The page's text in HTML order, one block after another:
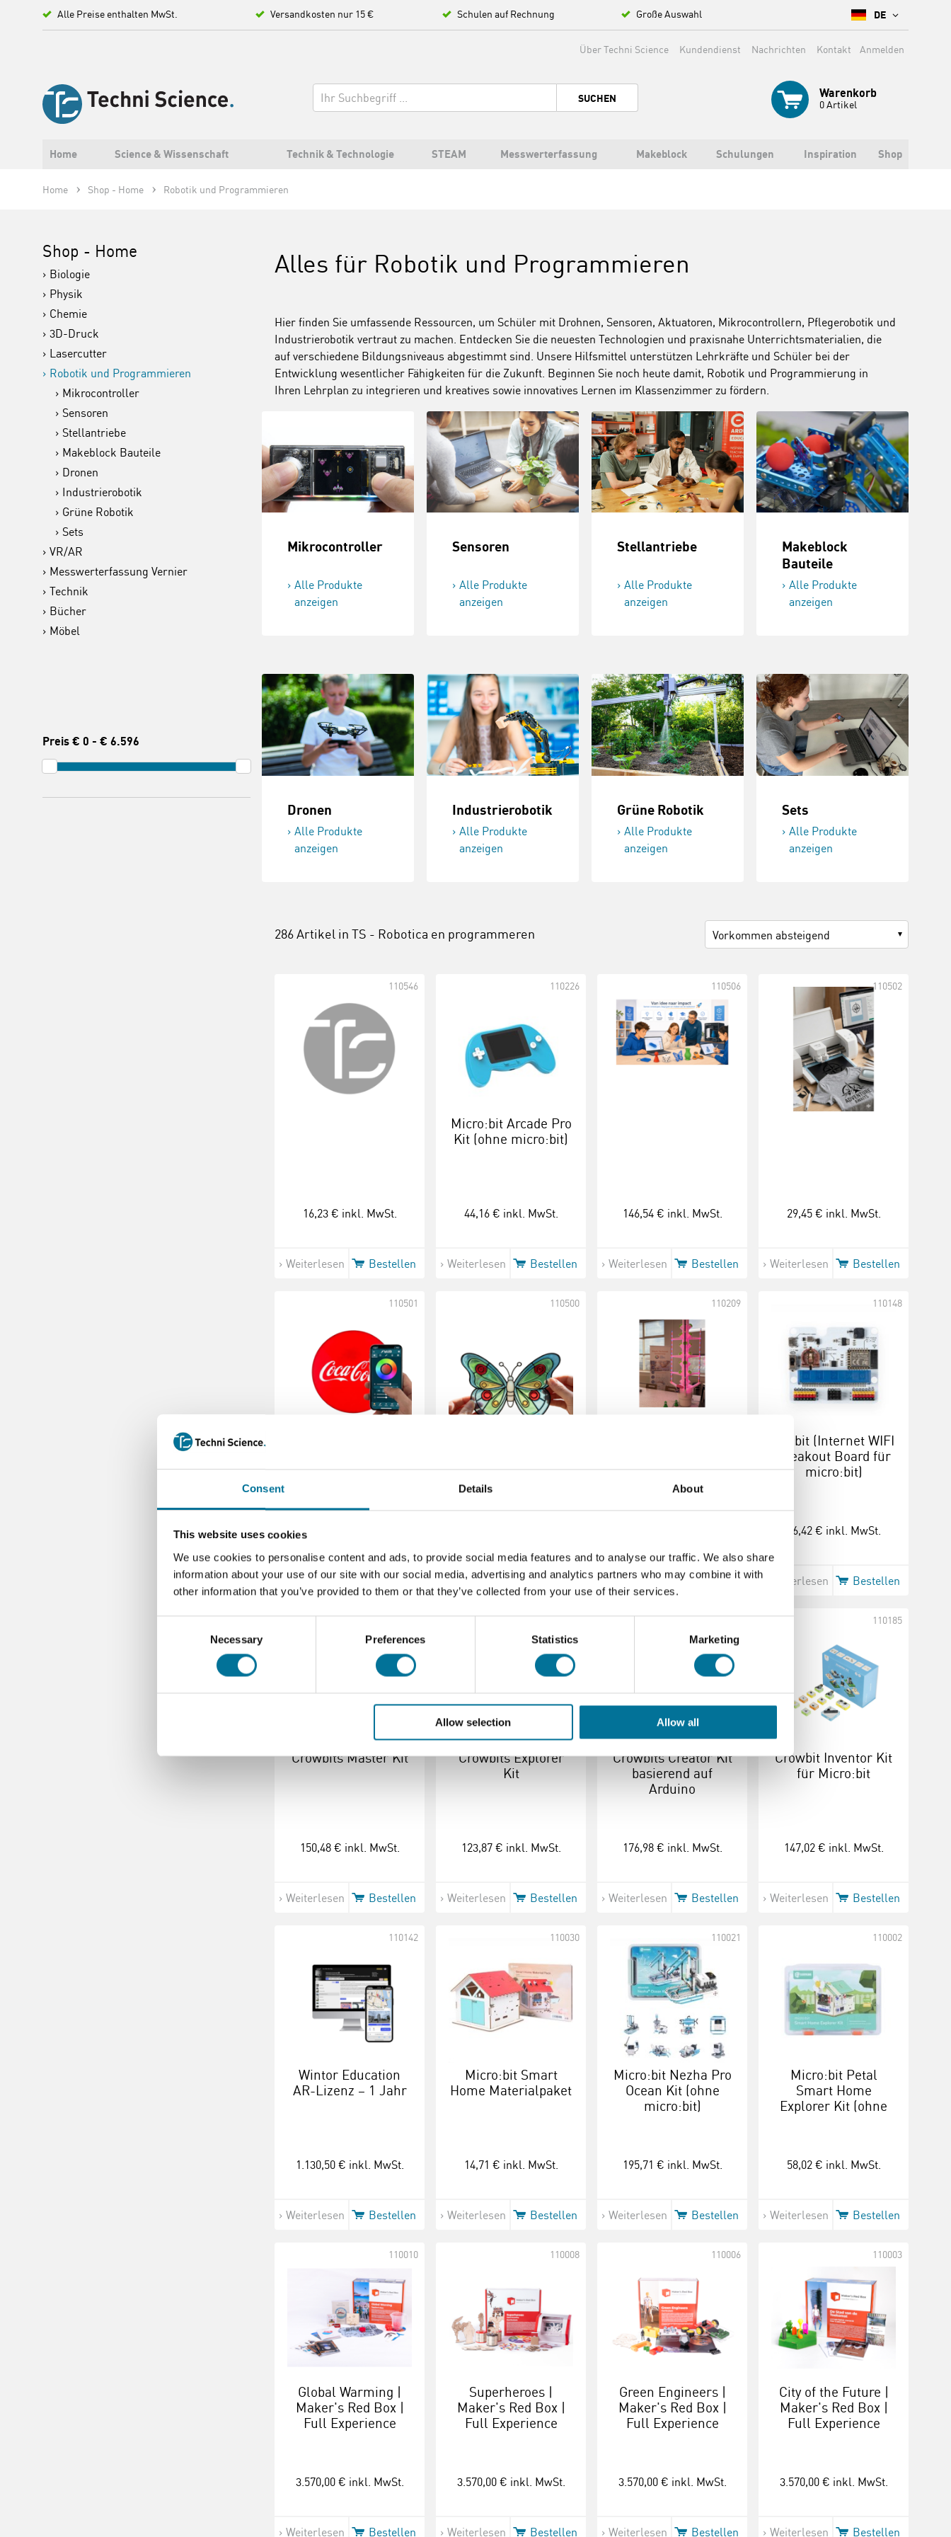
Consent Details About
This website uses cookies
We use cookies to personalise content and ads, to provide social media features and to analyse our traffic. We also share
information about your use of our site with our social media, advertising and analytics partners who may combine it with
other information that you’ve provided to them or that they’ve collected from your use of their services.
Necessary Preferences Statistics Marketing
Allow selection Allow all
Alle Preise enthalten MwSt. Versandkosten nur 15 € Schulen auf Rechnung Große Auswahl DE
Anmelden
Über Techni Science Kundendienst Nachrichten Kontakt
Warenkorb
0Artikel
SUCHEN
Home Science & Wissenschaft Technik & Technologie STEAM Messwerterfassung Makeblock Schulungen Inspiration Shop
Home Shop - Home Robotik und Programmieren
Shop - Home
Biologie
Physik
Chemie
3D-Druck
Lasercutter
Robotik und Programmieren
Mikrocontroller
Sensoren
Stellantriebe
Makeblock Bauteile
Dronen
Industrierobotik
Grüne Robotik
Sets
VR/AR
Messwerterfassung Vernier
Technik
Bücher
Möbel
Preis € 0 - € 6.596
Alles für Robotik und Programmieren
Hier finden Sie umfassende Ressourcen, um Schüler mit Drohnen, Sensoren, Aktuatoren, Mikrocontrollern, Pflegerobotik und
Industrierobotik vertraut zu machen. Entdecken Sie die neuesten Technologien und praxisnahe Unterrichtsmaterialien, die
auf verschiedene Bildungsniveaus abgestimmt sind. Unsere Hilfsmittel unterstützen Lehrkräfte und Schüler bei der
Entwicklung wesentlicher Fähigkeiten für die Zukunft. Beginnen Sie noch heute damit, Robotik und Programmierung in
Ihren Lehrplan zu integrieren und kreatives sowie innovatives Lernen im Klassenzimmer zu fördern.
Mikrocontroller
Alle Produkte
anzeigen
Sensoren
Alle Produkte
anzeigen
Stellantriebe
Alle Produkte
anzeigen
Makeblock
Bauteile
Alle Produkte
anzeigen
Dronen
Alle Produkte
anzeigen
Industrierobotik
Alle Produkte
anzeigen
Grüne Robotik
Alle Produkte
anzeigen
Sets
Alle Produkte
anzeigen
286 Artikel in TS - Robotica en programmeren Vorkommen absteigend
110546
16,23 € inkl. MwSt.
Weiterlesen Bestellen
Micro:bit Arcade Pro
Kit (ohne micro:bit)
110226
44,16 € inkl. MwSt.
Weiterlesen Bestellen
110506
146,54 € inkl. MwSt.
Weiterlesen Bestellen
110502
29,45 € inkl. MwSt.
Weiterlesen Bestellen
110501
29,45 €
Weiterlesen Bestellen
110500
Weiterlesen Bestellen
110209
Weiterlesen Bestellen
IoT:bit (Internet WIFI
Breakout Board für
micro:bit)
110148
16,42 € inkl. MwSt.
Weiterlesen Bestellen
Crowbits Master Kit
110188
150,48 € inkl. MwSt.
Weiterlesen Bestellen
Crowbits Explorer
Kit
110187
123,87 € inkl. MwSt.
Weiterlesen Bestellen
Crowbits Creator Kit
basierend auf
Arduino
110186
176,98 € inkl. MwSt.
Weiterlesen Bestellen
Crowbit Inventor Kit
für Micro:bit
110185
147,02 € inkl. MwSt.
Weiterlesen Bestellen
Wintor Education
AR-Lizenz – 1 Jahr
110142
1.130,50 € inkl. MwSt.
Weiterlesen Bestellen
Micro:bit Smart
Home Materialpaket
110030
14,71 € inkl. MwSt.
Weiterlesen Bestellen
Micro:bit Nezha Pro
Ocean Kit (ohne
micro:bit)
110021
195,71 € inkl. MwSt.
Weiterlesen Bestellen
Micro:bit Petal
Smart Home
Explorer Kit (ohne
110002
58,02 € inkl. MwSt.
Weiterlesen Bestellen
Global Warming |
Maker's Red Box |
Full Experience
110010
3.570,00 € inkl. MwSt.
Weiterlesen Bestellen
Superheroes |
Maker's Red Box |
Full Experience
110008
3.570,00 € inkl. MwSt.
Weiterlesen Bestellen
Green Engineers |
Maker's Red Box |
Full Experience
110006
3.570,00 € inkl. MwSt.
Weiterlesen Bestellen
City of the Future |
Maker's Red Box |
Full Experience
110003
3.570,00 € inkl. MwSt.
Weiterlesen Bestellen